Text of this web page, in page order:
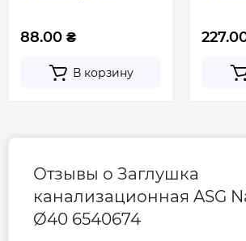
88.00 ₴
В корзину
Отзывы о Заглушка
канализационная ASG
Ø40 6540674